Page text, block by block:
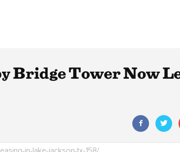
Bridge Tower Now